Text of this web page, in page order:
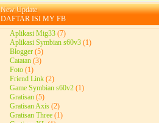
New Update
DAFTAR ISI MY FB
Aplikasi Mig33 (7)
Aplikasi Symbian s60v3 (1)
Blogger (5)
Catatan (3)
Foto (1)
Friend Link (2)
Game Symbian s60v2 (1)
Gratisan (5)
Gratisan Axis (2)
Gratisan Three (1)